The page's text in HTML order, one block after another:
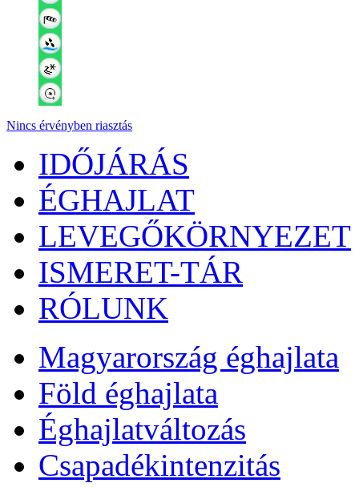
Nincs érvényben riasztás
IDŐJÁRÁS
ÉGHAJLAT
LEVEGŐKÖRNYEZET
ISMERET-TÁR
RÓLUNK
Magyarország éghajlata
Föld éghajlata
Éghajlatváltozás
Csapadékintenzitás